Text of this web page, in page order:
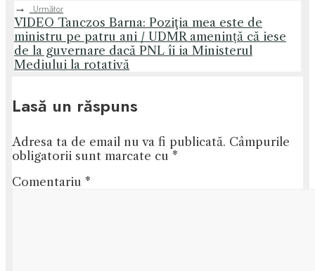
→
Următor
VIDEO Tanczos Barna: Poziţia mea este de
ministru pe patru ani / UDMR amenință că iese
de la guvernare dacă PNL îi ia Ministerul
Mediului la rotativă
Lasă un răspuns
Adresa ta de email nu va fi publicată. Câmpurile
obligatorii sunt marcate cu *
Comentariu *